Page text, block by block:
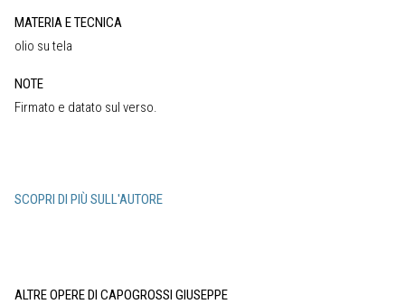
MATERIA E TECNICA
olio su tela
NOTE
Firmato e datato sul verso.
SCOPRI DI PIÙ SULL'AUTORE
ALTRE OPERE DI CAPOGROSSI GIUSEPPE